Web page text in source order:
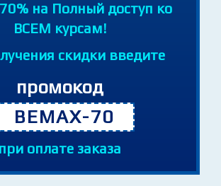
в месяц!
70% на Полный доступ ко
ВСЕМ курсам!
скидки введите
промокод
BEMAX-70